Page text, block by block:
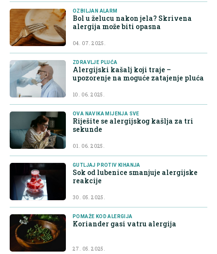
OZBILJAN ALARM
Bol u želucu nakon jela? Skrivena
alergija može biti opasna
04. 07. 2025.
ZDRAVLJE PLUĆA
Alergijski kašalj koji traje –
upozorenje na moguće zatajenje pluća
10. 06. 2025.
OVA NAVIKA MIJENJA SVE
Riješite se alergijskog kašlja za tri
sekunde
01. 06. 2025.
GUTLJAJ PROTIV KIHANJA
Sok od lubenice smanjuje alergijske
reakcije
30. 05. 2025.
POMAŽE KOD ALERGIJA
Koriander gasi vatru alergija
27. 05. 2025.